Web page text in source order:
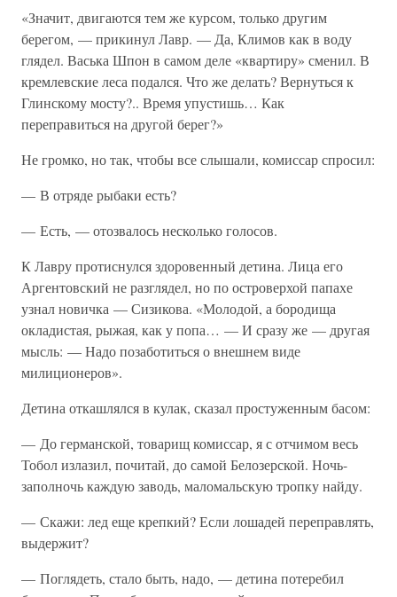
«Значит, двигаются тем же курсом, только другим
берегом, — прикинул Лавр. — Да, Климов как в воду
глядел. Васька Шпон в самом деле «квартиру» сменил. В
кремлевские леса подался. Что же делать? Вернуться к
Глинскому мосту?.. Время упустишь… Как
переправиться на другой берег?»
Не громко, но так, чтобы все слышали, комиссар спросил:
— В отряде рыбаки есть?
— Есть, — отозвалось несколько голосов.
К Лавру протиснулся здоровенный детина. Лица его
Аргентовский не разглядел, но по островерхой папахе
узнал новичка — Сизикова. «Молодой, а бородища
окладистая, рыжая, как у попа… — И сразу же — другая
мысль: — Надо позаботиться о внешнем виде
милиционеров».
Детина откашлялся в кулак, сказал простуженным басом:
— До германской, товарищ комиссар, я с отчимом весь
Тобол излазил, почитай, до самой Белозерской. Ночь-
заполночь каждую заводь, маломальскую тропку найду.
— Скажи: лед еще крепкий? Если лошадей переправлять,
выдержит?
— Поглядеть, стало быть, надо, — детина потеребил